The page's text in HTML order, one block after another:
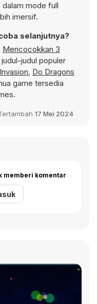
dalam mode full
imersif.
selanjutnya?
Mencocokkan 3
judul populer
, Do Dragons
game tersedia
17 Mei 2024
memberi komentar